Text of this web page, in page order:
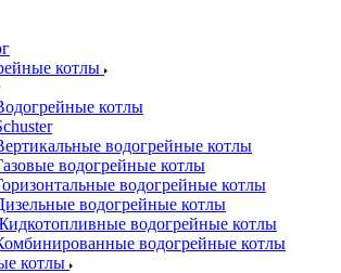
котлы
котлы
водогрейные котлы
водогрейные котлы
водогрейные котлы
водогрейные котлы
водогрейные котлы
водогрейные котлы
котлы